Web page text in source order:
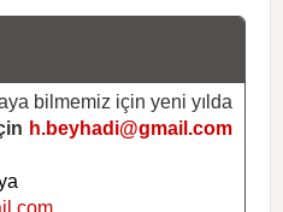
bilmemiz için yeni yılda
h.beyhadi@gmail.com